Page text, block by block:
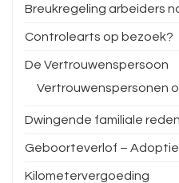
Breukregeling arbeiders
Controlearts op bezoek?
De Vertrouwenspersoon
Vertrouwenspersonen
Dwingende familiale
Geboorteverlof –
Kilometervergoeding